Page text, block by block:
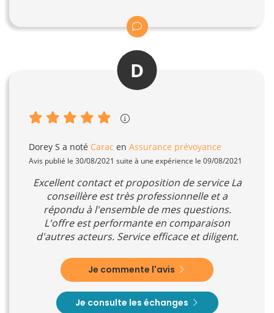
D
Dorey S a noté Carac en Assurance prévoyance
Avis publié le 30/08/2021 suite à une expérience le 09/08/2021
Excellent contact et proposition de service La
conseillère est très professionnelle et a
répondu à l'ensemble de mes questions.
L'offre est performante en comparaison
d'autres acteurs. Service efficace et diligent.
Je commente l'avis
Je consulte les échanges